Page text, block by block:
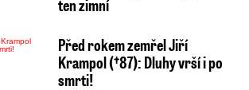
ten zimní
Před rokem zemřel Jiří
Krampol (†87): Dluhy vrší i po
smrti!